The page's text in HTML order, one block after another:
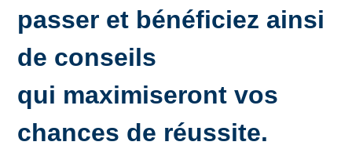
passer et bénéficiez ainsi
de conseils
qui maximiseront vos
chances de réussite.